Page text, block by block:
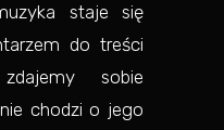
staje się
do treści
sobie
chodzi o jego